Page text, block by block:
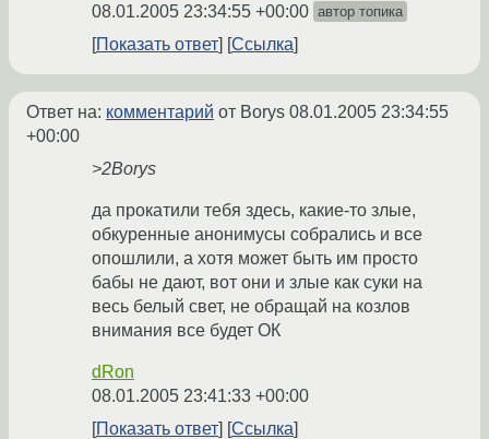
08.01.2005 23:34:55 +00:00 автор топика
Показать ответ Ссылка
Ответ на: комментарий от Borys 08.01.2005 23:34:55
+00:00
>2Borys
да прокатили тебя здесь, какие-то злые,
обкуренные анонимусы собрались и все
опошлили, а хотя может быть им просто
бабы не дают, вот они и злые как суки на
весь белый свет, не обращай на козлов
внимания все будет ОК
dRon
08.01.2005 23:41:33 +00:00
Показать ответ
Ссылка